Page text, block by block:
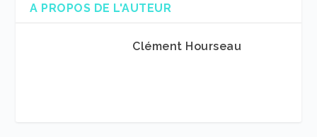
A PROPOS DE L'AUTEUR
Clément Hourseau